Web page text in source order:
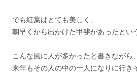
でも紅葉はとても美しく、
朝早くから出かけた甲斐があったとい
こんな風に人が多かったと書きながら、
来年もその人の中の一人になりに行き